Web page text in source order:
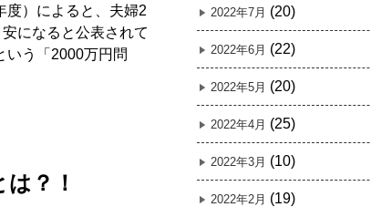
度）によると、夫婦2
になると公表されて
いう「2000万円問
？！
2022年7月 (20)
2022年6月 (22)
2022年5月 (20)
2022年4月 (25)
2022年3月 (10)
2022年2月 (19)